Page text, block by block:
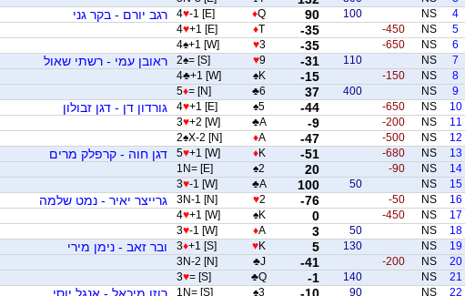
4
NS
100
90
♦Q
4♥-1 [E] רגב יורם - בקר גני
5
NS
-450
-35
♦T
4♥+1 [E]
6
NS
-650
-35
♥3
4♠+1 [W]
7
NS
110
-31
♥9
2♠= [S] ראובן עמי - רשתי שאול
8
NS
-150
-15
♠K
4♣+1 [W]
9
NS
400
37
♣6
5♦= [N]
10
NS
-650
-44
♠5
4♥+1 [E] גורדון דן - דגן זבולון
11
NS
-200
-9
♣A
3♥+2 [W]
12
NS
-500
-47
♦A
2♠X-2 [N]
13
NS
-680
-51
♦K
5♥+1 [W] דגן חוה - קרפלק מרים
14
NS
-90
20
♠2
1N= [E]
15
NS
50
100
♣A
3♥-1 [W]
16
NS
-50
-76
♥2
3N-1 [N] גרייצר יאיר - נמט שלמה
17
NS
-450
0
♠K
4♥+1 [W]
18
NS
50
3
♦A
3♥-1 [W]
19
NS
130
5
♥K
3♦+1 [S] ובר זאב - נימן מירי
20
NS
-200
-41
♣J
3N-2 [N]
21
NS
140
-1
♣Q
3♥= [S]
22
NS
90
-10
♠3
1N= [S] רוזן מיכאל - אנגל יוסי